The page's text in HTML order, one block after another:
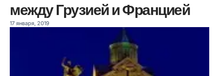
между Грузией и Францией
17 января, 2019